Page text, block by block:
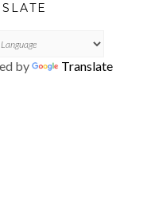
by Translate